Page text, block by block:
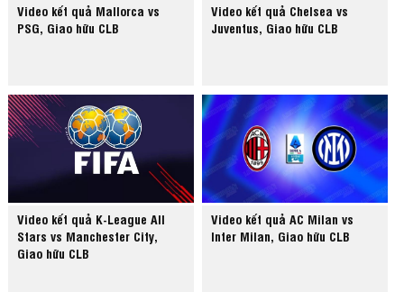
Video kết quả Mallorca vs
PSG, Giao hữu CLB
Video kết quả Chelsea vs
Juventus, Giao hữu CLB
Video kết quả K-League All
Stars vs Manchester City,
Giao hữu CLB
Video kết quả AC Milan vs
Inter Milan, Giao hữu CLB